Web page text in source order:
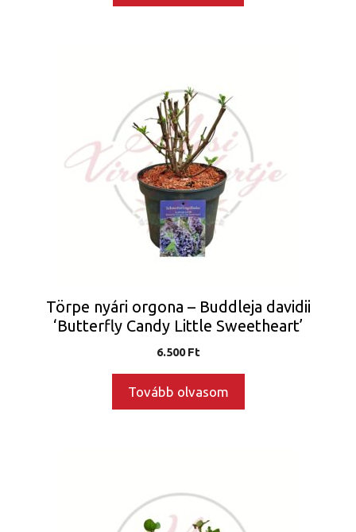
Törpe nyári orgona – Buddleja davidii
‘Butterfly Candy Little Sweetheart’
6.500Ft
Tovább olvasom